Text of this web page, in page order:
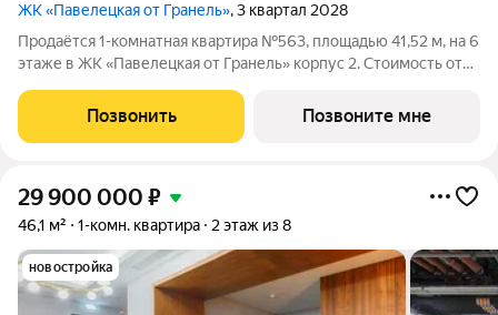
ЖК «Павелецкая от Гранель», 3 квартал 2028
Продаётся 1-комнатная квартира №563, площадью 41,52 м, на 6
этаже в ЖК «Павелецкая от Гранель» корпус 2. Стоимость от
односторонняя, окна на улицу. «Павелецкая от Гранель» проект
бизнес-класса в
Позвонить Позвоните мне
29 900 000 ₽
46,1 м² 1-комн. квартира 2 этаж из 8
новостройка